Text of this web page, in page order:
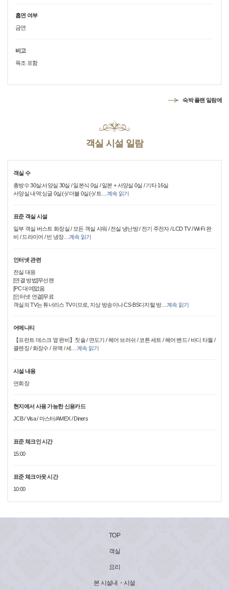
흡연 여부
금연
비고
욕조 포함
숙박 플랜 일람에
객실 시설 일람
객실 수
총방수 30실:서양실 30실 / 일본식 0실 / 일본 + 서양실 0실 / 기타 16실
서양실 내역:싱글 0실(-)/ 더블 0실(-)/ 트
계속 읽기
표준 객실 시설
일부 객실 버스트 화장실 / 모든 객실 샤워 / 전실 냉난방 / 전기 주전자 / LCD TV / Wi-Fi 완
비 / 드라이어 / 빈 냉장… 계속 읽기
인터넷 관련
전실 대응
[연결 방법]무선랜
[PC 대여]없음
[인터넷 연결]무료
객실의 TV는 튜너리스 TV이므로, 지상 방송이나 CS·BS디지털 방… 계속 읽기
어메니티
【프런트 데스크 옆 완비】칫솔 / 면도기 / 헤어 브러쉬 / 코튼 세트 / 헤어 밴드 / 바디 타월 /
클렌징 / 화장수 / 유액 / 세
계속 읽기
시설 내용
연회장
현지에서 사용 가능한 신용카드
JCB / Visa / 마스터/AMEX / Diners
표준 체크인 시간
15:00
표준 체크아웃 시간
10:00
TOP
객실
요리
본 시설내・시설